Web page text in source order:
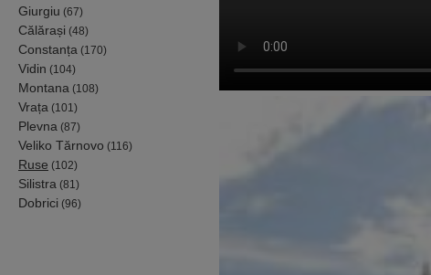
Giurgiu (67)
Călărași (48)
Constanța (170)
Vidin (104)
Montana (108)
Vrața (101)
Plevna (87)
Veliko Tărnovo (116)
Ruse (102)
Silistra (81)
Dobrici (96)